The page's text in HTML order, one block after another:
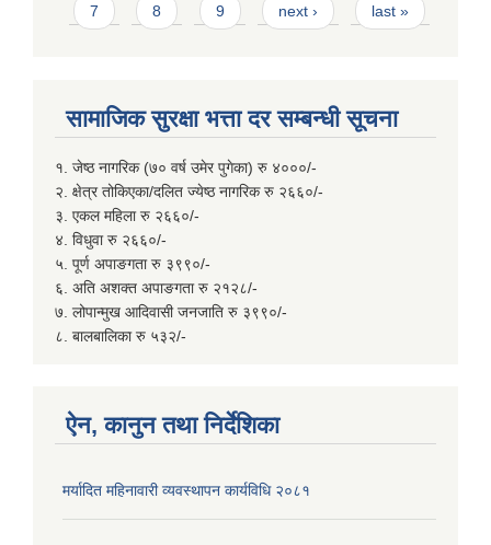
7 8 9 next › last »
सामाजिक सुरक्षा भत्ता दर सम्बन्धी सूचना
१. जेष्ठ नागरिक (७० वर्ष उमेर पुगेका) रु ४०००/-
२. क्षेत्र तोकिएका/दलित ज्येष्ठ नागरिक रु २६६०/-
३. एकल महिला रु २६६०/-
४. विधुवा रु २६६०/-
५. पूर्ण अपाङगता रु ३९९०/-
६. अति अशक्त अपाङगता रु २१२८/-
७. लोपान्मुख आदिवासी जनजाति रु ३९९०/-
८. बालबालिका रु ५३२/-
ऐन, कानुन तथा निर्देशिका
मर्यादित महिनावारी व्यवस्थापन कार्यविधि २०८१